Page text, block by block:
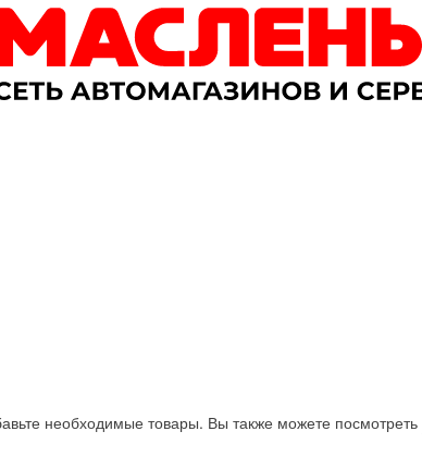
необходимые товары. Вы также можете посмотреть